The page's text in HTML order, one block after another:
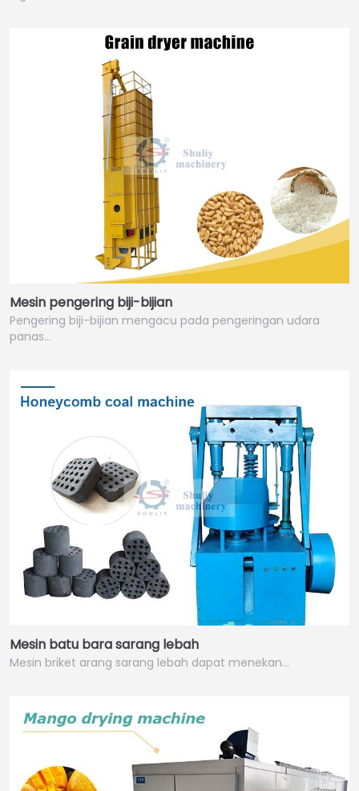
Mesin pengering biji-bijian
Pengering biji-bijian mengacu pada pengeringan udara
panas…
Mesin batu bara sarang lebah
Mesin briket arang sarang lebah dapat menekan…